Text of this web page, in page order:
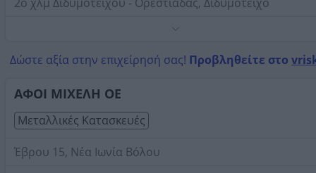
Τηλέφωνο:
2553024640
Στοιχεία αναζήτησης:
Μεταλλικές Κατασκευές , Έβρου
Δώστε αξία στην επιχείρησή σας! Προβληθείτε στο
ΑΦΟΙ ΜΙΧΕΛΗ ΟΕ
Μεταλλικές Κατασκευές
Έβρου 15, Νέα Ιωνία Βόλου